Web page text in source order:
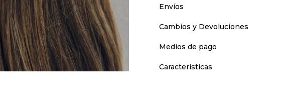
Envíos
Cambios y Devoluciones
Medios de pago
Características